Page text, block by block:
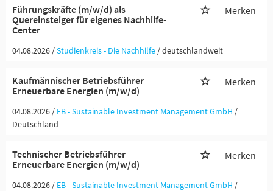
Führungskräfte (m/w/d) als
Quereinsteiger für eigenes Nachhilfe-
Center
Merken
04.08.2026 /Studienkreis - Die Nachhilfe / deutschlandweit
Kaufmännischer Betriebsführer
Erneuerbare Energien (m/w/d)
Merken
04.08.2026 / EB - Sustainable Investment Management GmbH /
Deutschland
Technischer Betriebsführer
Erneuerbare Energien (m/w/d)
Merken
04.08.2026 / EB - Sustainable Investment Management GmbH /